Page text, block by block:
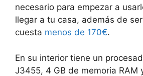
necesario para empezar a
llegar a tu casa, además de
cuesta menos de 170€.
En su interior tiene un
J3455, 4 GB de memoria RAM